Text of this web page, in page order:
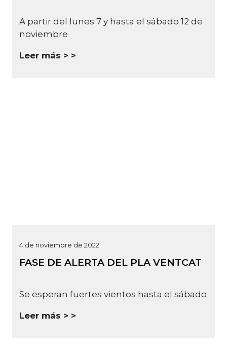
A partir del lunes 7 y hasta el sábado 12 de
noviembre
Leer más >
4 de noviembre de 2022
FASE DE ALERTA DEL PLA VENTCAT
Se esperan fuertes vientos hasta el sábado
Leer más >